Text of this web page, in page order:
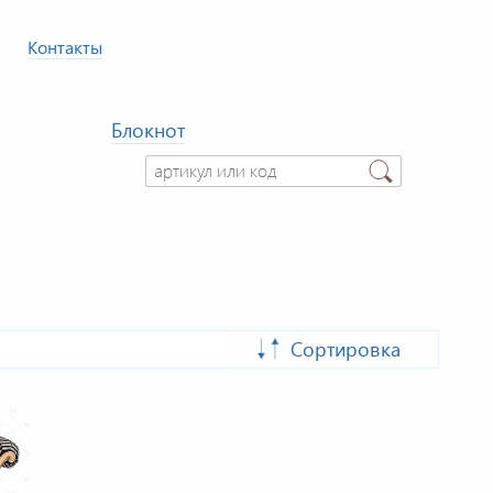
Контакты
Блокнот
Сортировка